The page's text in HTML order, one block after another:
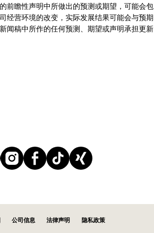
前瞻性声明中所做出的预测或期望，可能会包
经营环境的改变，实际发展结果可能会与预期
闻稿中所作的任何预测、期望或声明承担更新
公司信息 法律声明 隐私政策